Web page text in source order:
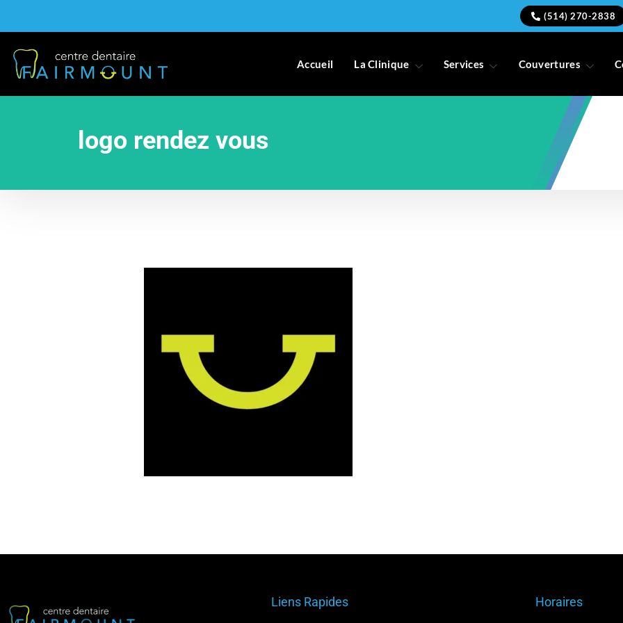
(514) 270-2838
Accueil La Clinique Services Couvertures
logo rendez vous
Liens Rapides Horaires